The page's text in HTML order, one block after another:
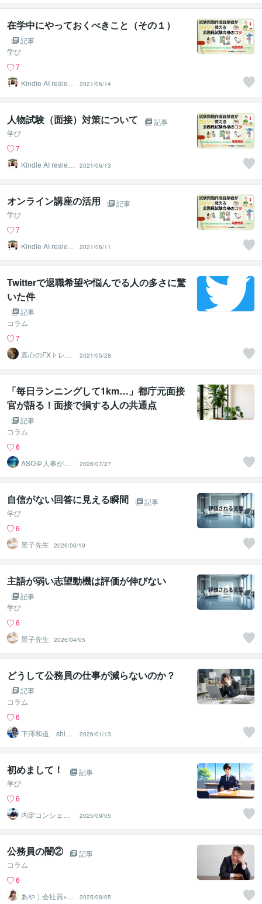
在学中にやっておくべきこと（その１）
記事
学び
7
Kindle AI realest
2021/06/14
人物試験（面接）対策について
記事
学び
7
Kindle AI realest
2021/06/13
オンライン講座の活用
記事
学び
7
Kindle AI realest
2021/06/11
Twitterで退職希望や悩んでる人の多さに驚
いた件
記事
コラム
7
真心のFXトレー
ダー ポポ
2021/05/28
「毎日ランニングして1km…」都庁元面接
官が語る！面接で損する人の共通点
記事
コラム
6
ASO＠人事が寄
2026/07/27
自信がない回答に見える瞬間
記事
学び
6
景子先生
2026/06/19
主語が弱い志望動機は評価が伸びない
記事
学び
6
景子先生
2026/04/05
どうして公務員の仕事が減らないのか？
記事
コラム
6
下澤和道 shim
o
2026/01/13
初めまして！
記事
学び
6
内定コンシェル
ジュ
2025/09/05
公務員の闇②
記事
コラム
6
あや｜会社員×悩
2025/08/05